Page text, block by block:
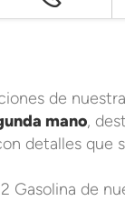
de
mano,
detalles que
Gasolina de